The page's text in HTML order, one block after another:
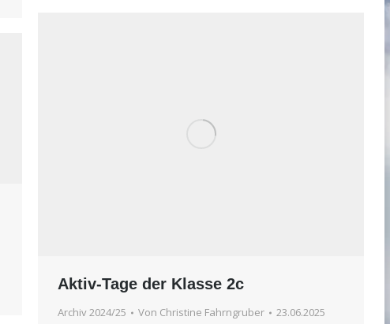
Aktiv-Tage der Klasse 2c
Archiv 2024/25 Von Christine Fahrngruber 23.06.2025